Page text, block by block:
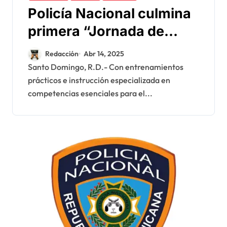
Policía Nacional culmina
primera “Jornada de
Validación de Perfiles y
Competencias” como
parte del proceso de
Transformación Policial
Redacción Abr 14, 2025
Santo Domingo, R.D.- Con entrenamientos
prácticos e instrucción especializada en
competencias esenciales para el...